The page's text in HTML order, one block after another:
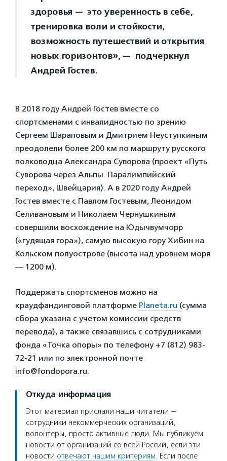
здоровья — это уверенность в себе,
тренировка воли и стойкости,
возможность путешествий и открытия
новых горизонтов», — подчеркнул
Андрей Гостев.
В 2018 году Андрей Гостев вместе со
спортсменами с инвалидностью по зрению
Сергеем Шараповым и Дмитрием Неуступкиным
преодолели более 200 км по маршруту русского
полководца Александра Суворова (проект «Путь
Суворова через Альпы. Паралимпийский
переход», Швейцария). А в 2020 году Андрей
Гостев вместе с Павлом Гостевым, Леонидом
Селивановым и Николаем Чернушкиным
совершили восхождение на Юдычвумчорр
(«гудящая гора»), самую высокую гору Хибин на
Кольском полуострове (высота над уровнем моря
— 1200 м).
Поддержать спортсменов можно на
краудфандинговой платформе Planeta.ru (сумма
сбора указана с учетом комиссии средств
перевода), а также связавшись с сотрудниками
фонда «Точка опоры» по телефону +7 (812) 983-
72-21 или по электронной почте
info@fondopora.ru.
Откуда информация
Этот материал прислали наши читатели —
сотрудники некоммерческих организаций,
волонтеры, просто активные люди. Мы публикуем
новости от организаций со всей России, если эти
новости отвечают нашим критериям. Если после